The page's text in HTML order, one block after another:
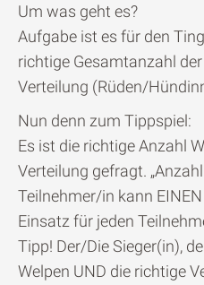
Um was geht es?
Aufgabe ist es für den
richtige Gesamtanzahl
Verteilung (Rüden/
Nun denn zum Tippspiel:
Es ist die richtige Anzahl
Verteilung gefragt.
Teilnehmer/in kann
Einsatz für jeden
Tipp! Der/Die Sieger(in),
Welpen UND die richtige